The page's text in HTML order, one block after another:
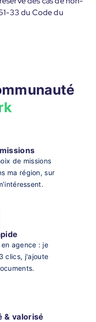
33 du Code du
de missions
ma région, sur
agence : je
clics, j'ajoute
& valorisé